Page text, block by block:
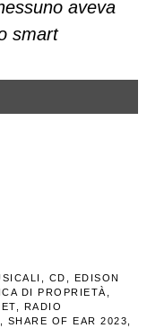
aveva
smart
, CD ,
EDISON
DI PROPRIETÀ,
,
RADIO
, SHARE OF EAR 2023,